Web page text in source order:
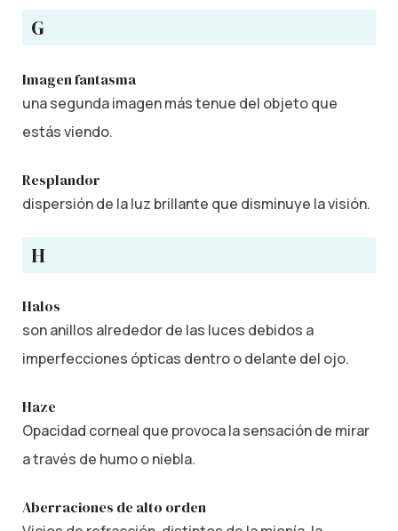
G
Imagen fantasma
una segunda imagen más tenue del objeto que
estás viendo.
Resplandor
dispersión de la luz brillante que disminuye la visión.
H
Halos
son anillos alrededor de las luces debidos a
imperfecciones ópticas dentro o delante del ojo.
Haze
Opacidad corneal que provoca la sensación de mirar
a través de humo o niebla.
Aberraciones de alto orden